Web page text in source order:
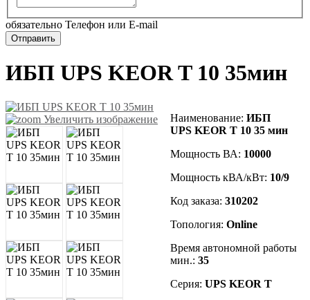
обязательно Телефон или E-mail
ИБП UPS KEOR T 10 35мин
Увеличить изображение Наименование: ИБП
UPS KEOR T 10 35 мин
Мощность ВА: 10000
Мощность кВА/кВт: 10/9
Код заказа: 310202
Топология: Online
Время автономной работы
мин.: 35
Серия: UPS KEOR T